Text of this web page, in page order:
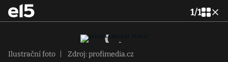
1/1
Ilustrační foto Zdroj: profimedia.cz